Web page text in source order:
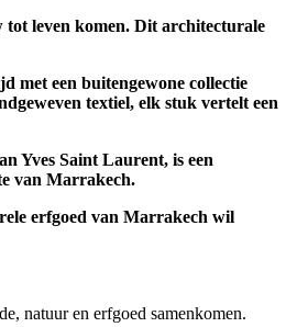
tot leven komen. Dit architecturale
met een buitengewone collectie
textiel, elk stuk vertelt een
Yves Saint Laurent, is een
van Marrakech.
erfgoed van Marrakech wil
natuur en erfgoed samenkomen.